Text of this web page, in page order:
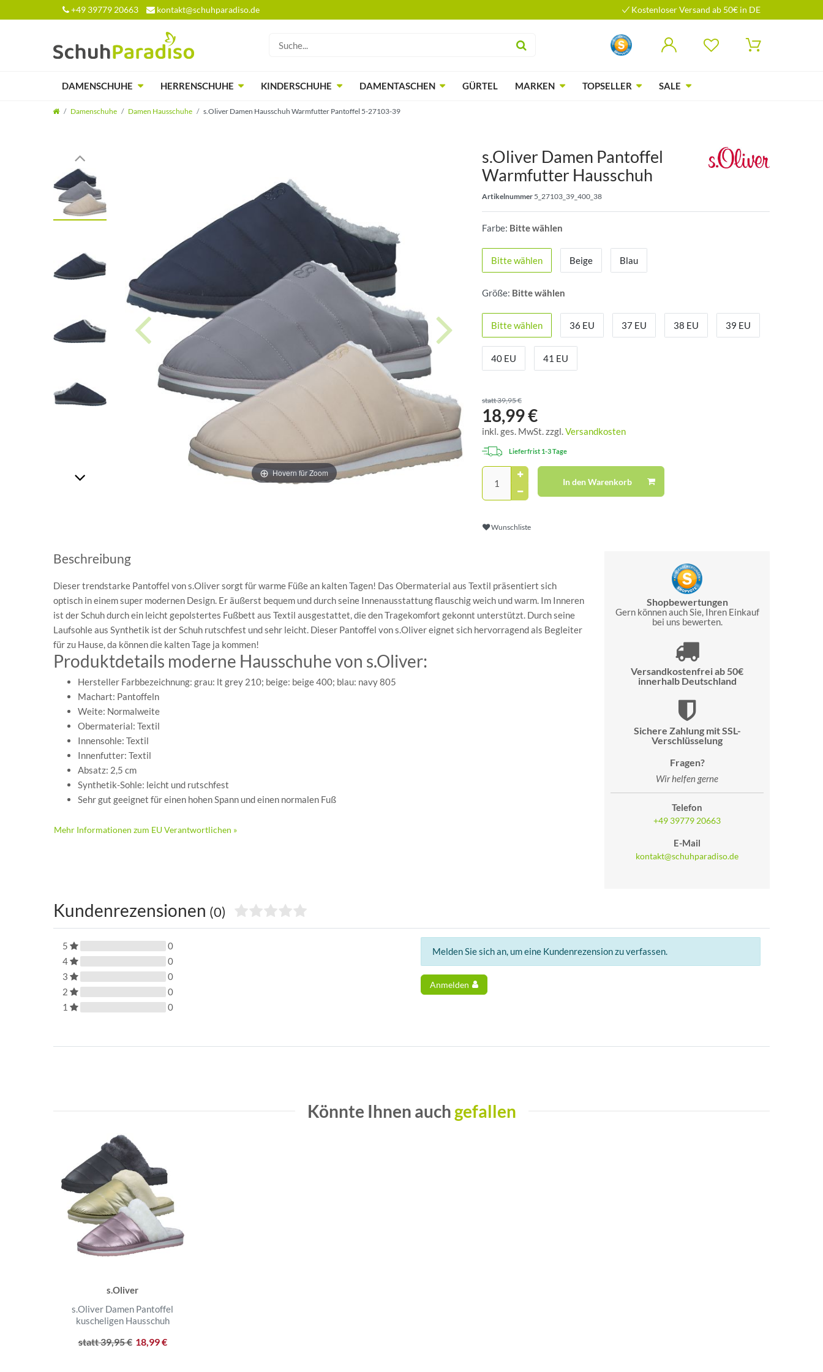
+49 39779 20663 kontakt@schuhparadiso.de Kostenloser Versand ab 50€ in DE
DAMENSCHUHE HERRENSCHUHE KINDERSCHUHE DAMENTASCHEN GÜRTEL MARKEN TOPSELLER SALE
Damenschuhe Damen Hausschuhe s.Oliver Damen Hausschuh Warmfutter Pantoffel 5-27103-39
Hovern für Zoom
s.Oliver Damen Pantoffel
Warmfutter Hausschuh
Artikelnummer 5_27103_39_400_38
Farbe: Bitte wählen
Bitte wählen Beige Blau
Größe: Bitte wählen
Bitte wählen 36 EU 37 EU 38 EU 39 EU
40 EU 41 EU
statt 39,95 €
18,99 €
inkl. ges. MwSt. zzgl.Versandkosten
Lieferfrist 1-3 Tage
In den Warenkorb
Wunschliste
Beschreibung
Dieser trendstarke Pantoffel von s.Oliver sorgt für warme Füße an kalten Tagen! Das Obermaterial aus Textil präsentiert sich
optisch in einem super modernen Design. Er äußerst bequem und durch seine Innenausstattung flauschig weich und warm. Im Inneren
ist der Schuh durch ein leicht gepolstertes Fußbett aus Textil ausgestattet, die den Tragekomfort gekonnt unterstützt. Durch seine
Laufsohle aus Synthetik ist der Schuh rutschfest und sehr leicht. Dieser Pantoffel von s.Oliver eignet sich hervorragend als Begleiter
für zu Hause, da können die kalten Tage ja kommen!
Produktdetails moderne Hausschuhe von s.Oliver:
Hersteller Farbbezeichnung: grau: lt grey 210; beige: beige 400; blau: navy 805
Machart: Pantoffeln
Weite: Normalweite
Obermaterial: Textil
Innensohle: Textil
Innenfutter: Textil
Absatz: 2,5 cm
Synthetik-Sohle: leicht und rutschfest
Sehr gut geeignet für einen hohen Spann und einen normalen Fuß
Mehr Informationen zum EU Verantwortlichen »
Shopbewertungen
Gern können auch Sie, Ihren Einkauf
bei uns bewerten.
Versandkostenfrei ab 50€
innerhalb Deutschland
Sichere Zahlung mit SSL-
Verschlüsselung
Fragen?
Wir helfen gerne
Telefon
+49 39779 20663
E-Mail
kontakt@schuhparadiso.de
Kundenrezensionen (0)
5
0
4
0
3
0
2
0
1
0
Melden Sie sich an, um eine Kundenrezension zu verfassen.
Anmelden
Könnte Ihnen auch gefallen
s.Oliver
s.Oliver Damen Pantoffel
kuscheligen Hausschuh
statt 39,95 € 18,99 €